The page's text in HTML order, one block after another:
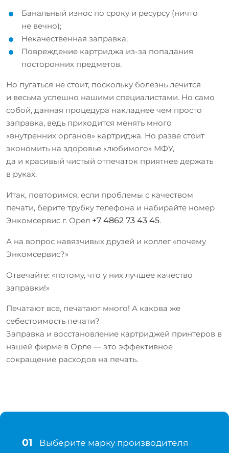
Банальный износ по сроку и ресурсу (ничто
не вечно);
Некачественная заправка;
Повреждение картриджа из-за попадания
посторонних предметов.
Но пугаться не стоит, поскольку болезнь лечится
и весьма успешно нашими специалистами. Но само
собой, данная процедура накладнее чем просто
заправка, ведь приходится менять много
«внутренних органов» картриджа. Но разве стоит
экономить на здоровье «любимого» МФУ,
да и красивый чистый отпечаток приятнее держать
в руках.
Итак, повторимся, если проблемы с качеством
печати, берите трубку телефона и набирайте номер
Энкомсервис г. Орел +7 4862 73 43 45.
А на вопрос навязчивых друзей и коллег «почему
Энкомсервис?»
Отвечайте: «потому, что у них лучшее качество
заправки!»
Печатают все, печатают много! А какова же
себестоимость печати?
Заправка и восстановление картриджей принтеров в
нашей фирме в Орле — это эффективное
сокращение расходов на печать.
01 Выберите марку производителя